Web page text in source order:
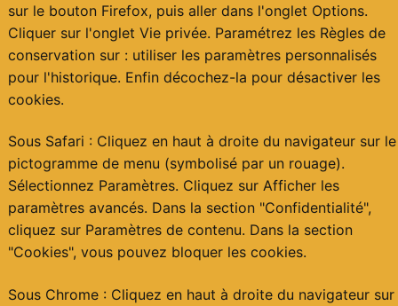
sur le bouton Firefox, puis aller dans l'onglet Options.
Cliquer sur l'onglet Vie privée. Paramétrez les Règles de
conservation sur : utiliser les paramètres personnalisés
pour l'historique. Enfin décochez-la pour désactiver les
cookies.
Sous Safari : Cliquez en haut à droite du navigateur sur le
pictogramme de menu (symbolisé par un rouage).
Sélectionnez Paramètres. Cliquez sur Afficher les
paramètres avancés. Dans la section "Confidentialité",
cliquez sur Paramètres de contenu. Dans la section
"Cookies", vous pouvez bloquer les cookies.
Sous Chrome : Cliquez en haut à droite du navigateur sur